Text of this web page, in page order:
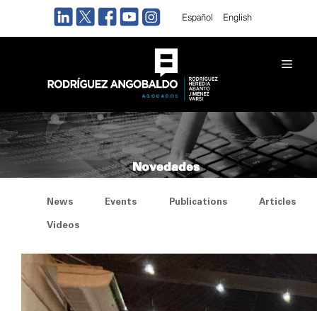
Español English
Novedades
News Events Publications Articles
Videos